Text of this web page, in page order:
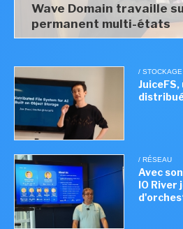
Wave Domain travaille
permanent multi-états
/ STOCKAGE
/ RÉSEAU
Avec
IO River